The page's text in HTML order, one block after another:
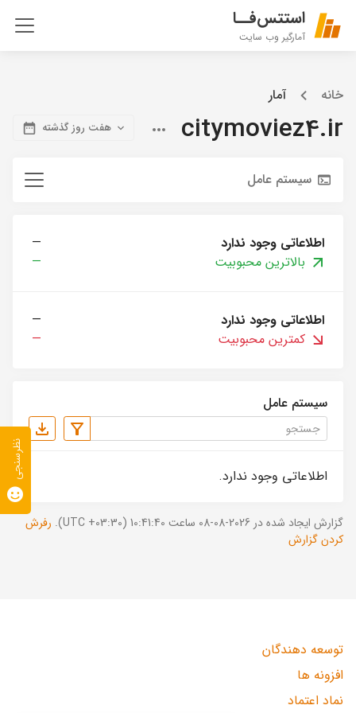
استتس‌فــا
آمارگیر وب سایت
خانه آمار
citymoviez4.ir هفت روز گذشته
سیستم عامل
اطلاعاتی وجود ندارد
—
بالاترین محبوبیت
—
اطلاعاتی وجود ندارد
—
کمترین محبوبیت
—
سیستم عامل
اطلاعاتی وجود ندارد.
گزارش ایجاد شده در 2026-08-08 ساعت 10:41:40 (UTC +03:30).
رفرش
کردن گزارش
توسعه دهندگان
افزونه ها
نماد اعتماد
نظرسنجی